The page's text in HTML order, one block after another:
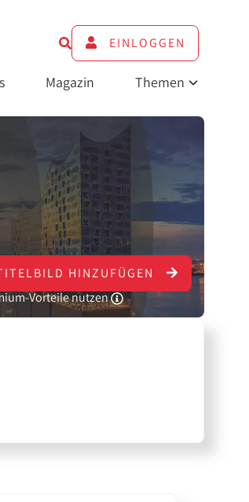
EINLOGGEN
Magazin Themen
HINZUFÜGEN
Vorteile nutzen